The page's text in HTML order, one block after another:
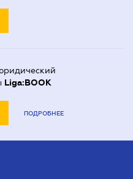
Liga:BOOK
ПОДРОБНЕЕ